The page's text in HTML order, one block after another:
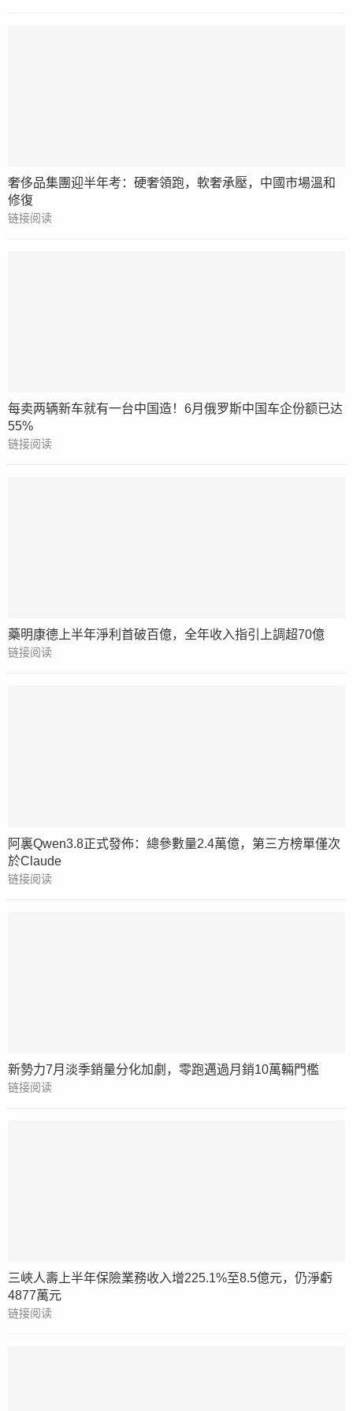
奢侈品集團迎半年考：硬奢領跑，軟奢承壓，中國市場溫和
修復
链接阅读
每卖两辆新车就有一台中国造！6月俄罗斯中国车企份额已达
55%
链接阅读
藥明康德上半年淨利首破百億，全年收入指引上調超70億
链接阅读
阿裏Qwen3.8正式發佈：總參數量2.4萬億，第三方榜單僅次
於Claude
链接阅读
新勢力7月淡季銷量分化加劇，零跑邁過月銷10萬輛門檻
链接阅读
三峽人壽上半年保險業務收入增225.1%至8.5億元，仍淨虧
4877萬元
链接阅读